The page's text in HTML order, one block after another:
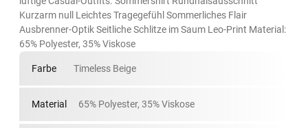
Kurzarm null Leichtes Tragegefühl Sommerliches Flair
Ausbrenner-Optik Seitliche Schlitze im Saum Leo-Print Material:
65% Polyester, 35% Viskose
Farbe Timeless Beige
Material 65% Polyester, 35% Viskose